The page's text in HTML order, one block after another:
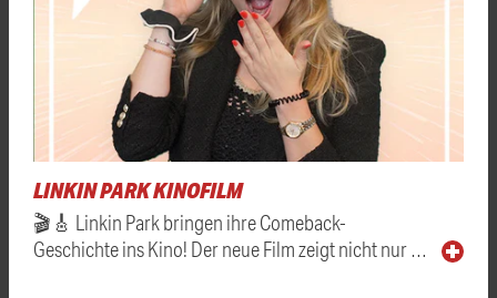
LINKIN PARK KINOFILM
🎬🎸 Linkin Park bringen ihre Comeback-
Geschichte ins Kino! Der neue Film zeigt nicht nur …